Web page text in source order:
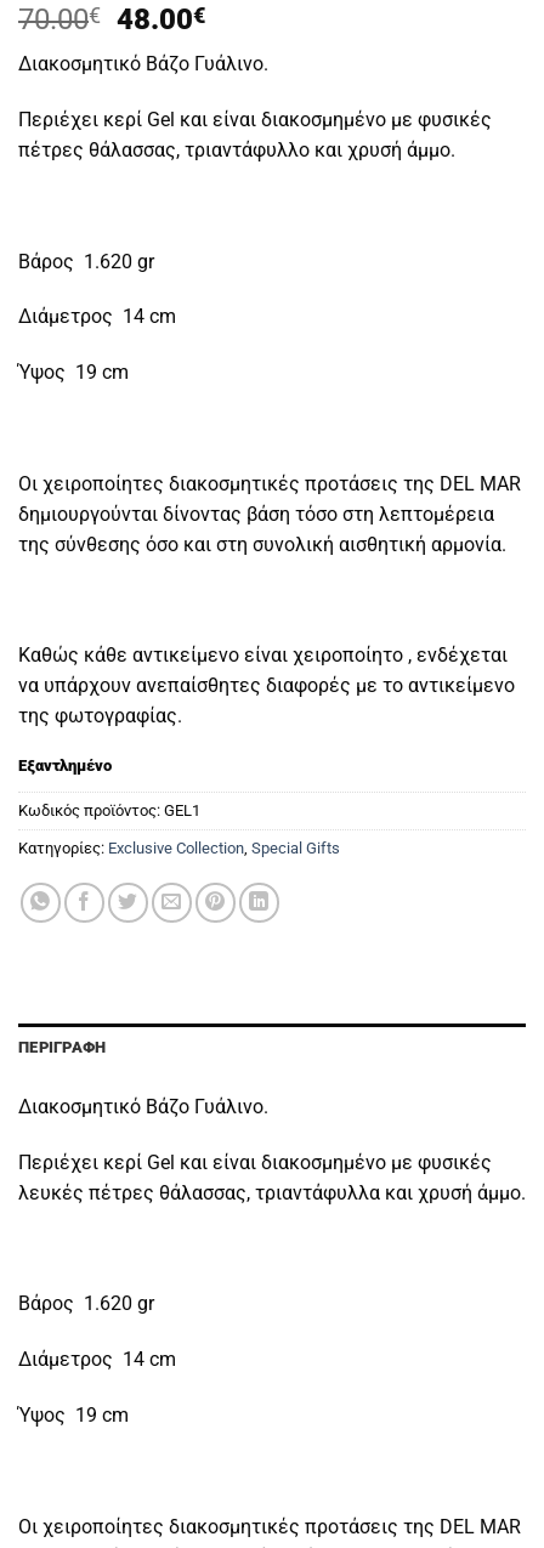
70.00€
Original
price
was:
70.00€.
48.00€Η
τρέχουσα
τιμή
είναι:
48.00€.
Διακοσμητικό Βάζο Γυάλινο.
Περιέχει κερί Gel και είναι διακοσμημένο με φυσικές
πέτρες θάλασσας, τριαντάφυλλο και χρυσή άμμο.
Βάρος 1.620 gr
Διάμετρος 14 cm
Ύψος 19 cm
Οι χειροποίητες διακοσμητικές προτάσεις της DEL MAR
δημιουργούνται δίνοντας βάση τόσο στη λεπτομέρεια
της σύνθεσης όσο και στη συνολική αισθητική αρμονία.
Καθώς κάθε αντικείμενο είναι χειροποίητο , ενδέχεται
να υπάρχουν ανεπαίσθητες διαφορές με το αντικείμενο
της φωτογραφίας.
Εξαντλημένο
Κωδικός προϊόντος: GEL1
Κατηγορίες: Exclusive Collection, Special Gifts
ΠΕΡΙΓΡΑΦΉ
Διακοσμητικό Βάζο Γυάλινο.
Περιέχει κερί Gel και είναι διακοσμημένο με φυσικές
λευκές πέτρες θάλασσας, τριαντάφυλλα και χρυσή άμμο.
Βάρος 1.620 gr
Διάμετρος 14 cm
Ύψος 19 cm
Οι χειροποίητες διακοσμητικές προτάσεις της DEL MAR